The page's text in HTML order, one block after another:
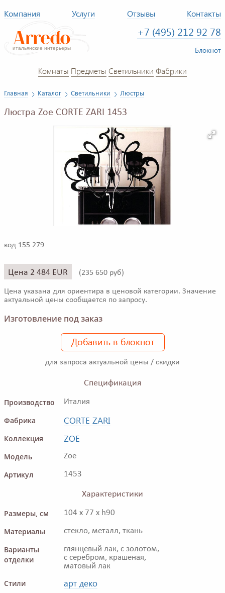
Компания Услуги Отзывы Контакты
+7 (495) 212 92 78
Блокнот
Комнаты Предметы Светильники Фабрики
Главная Каталог Светильники Люстры
Люстра Zoe CORTE ZARI 1453
код 155 279
Цена 2 484 EUR (235 650 руб)
Цена указана для ориентира в ценовой категории. Значение
актуальной цены сообщается по запросу.
Изготовление под заказ
Добавить в блокнот
для запроса актуальной цены / скидки
Спецификация
Производство
Италия
Фабрика CORTE ZARI
Коллекция ZOE
Модель Zoe
Артикул 1453
Характеристики
Размеры, см
104 x 77 x h90
Материалы стекло, металл, ткань
Варианты
отделки
глянцевый лак, с золотом,
с серебром, крашеная,
матовый лак
Стили арт деко